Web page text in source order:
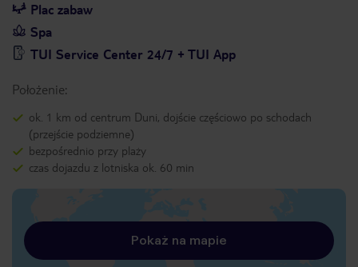
Plac zabaw
Spa
TUI Service Center 24/7 + TUI App
Położenie:
ok. 1 km od centrum Duni, dojście częściowo po schodach
(przejście podziemne)
bezpośrednio przy plaży
czas dojazdu z lotniska ok. 60 min
Pokaż na mapie